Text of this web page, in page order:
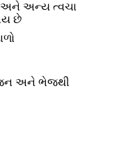
અને અન્ય ત્વચા
છે
અને ભેજથી